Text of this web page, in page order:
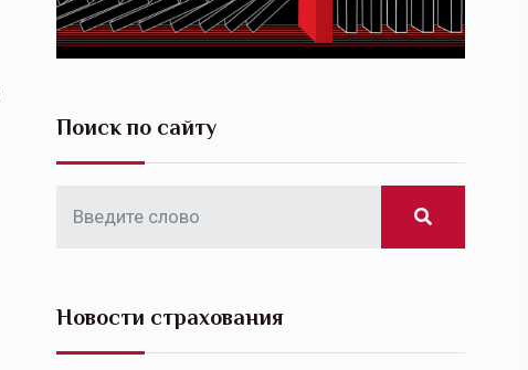
Поиск по сайту
Новости страхования